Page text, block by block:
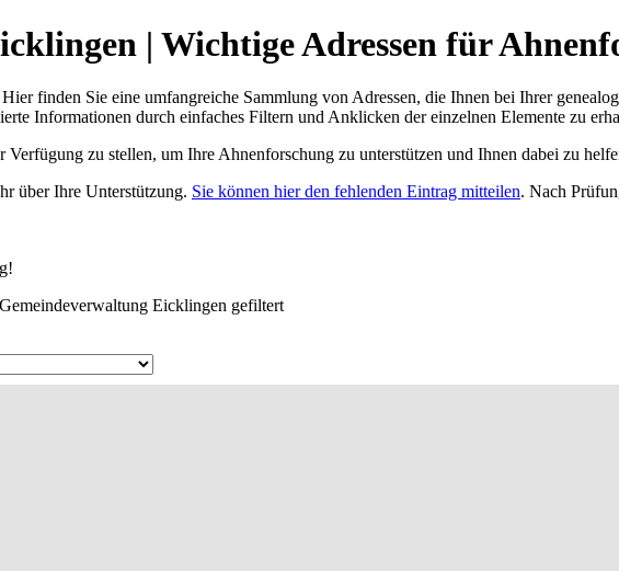
| Wichtige Adressen für
finden Sie eine umfangreiche Sammlung von Adressen, die Ihnen bei Ihrer
Informationen durch einfaches Filtern und Anklicken der einzelnen Elemente zu
zu stellen, um Ihre Ahnenforschung zu unterstützen und Ihnen dabei zu
über Ihre Unterstützung. Sie können hier den fehlenden Eintrag mitteilen. Nach
Eicklingen gefiltert